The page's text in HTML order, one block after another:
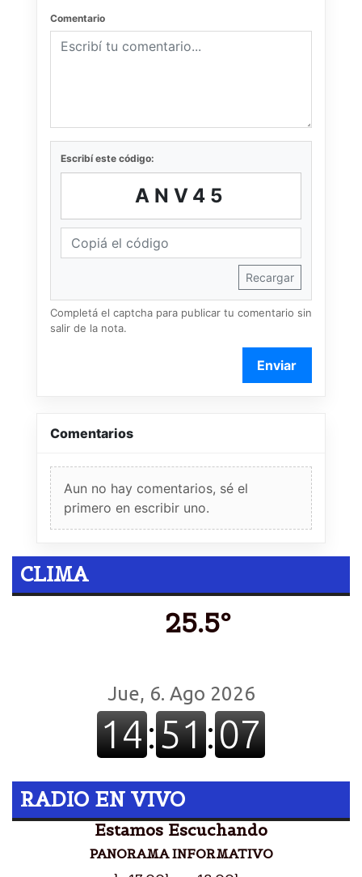
Comentario
Escribí este código:
ANV45
Recargar
Completá el captcha para publicar tu comentario sin
salir de la nota.
Enviar
Comentarios
Aun no hay comentarios, sé el
primero en escribir uno.
CLIMA
25.5º
RADIO EN VIVO
Estamos Escuchando
PANORAMA INFORMATIVO